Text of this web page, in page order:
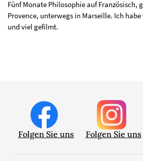
Fünf Monate Philosophie auf Französisch,
Provence, unterwegs in Marseille. Ich
und viel gefilmt.
Folgen Sie uns Folgen Sie uns